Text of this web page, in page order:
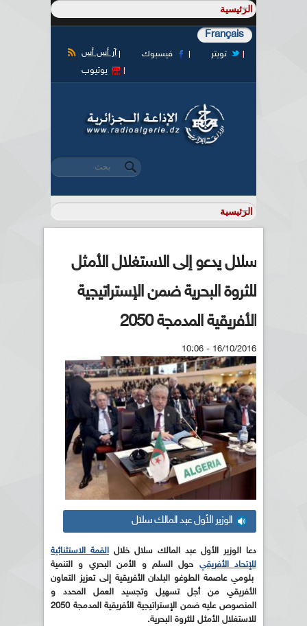
Français
آر أس أس فيسبوك
تويتر
يوتيوب
استمارة البحث
‏بحث ‏
سلال يدعو إلى الاستغلال الأمثل
للثروة البحرية ضمن الإستراتيجية
الأفريقية المدمجة 2050
16/10/2016 - 10:06
الوزير الأول عبد المالك سلال
دعا الوزير الأول عبد المالك سلال خلال القمة الاستثنائية
للإتحاد الأفريقي حول السلم و الأمن البحري و التنمية
بلومي عاصمة الطوغو البلدان الأفريقية إلى تعزيز التعاون
الأفريقي من أجل تسهيل وتجسيد العمل المحدد و
المنصوص عليه ضمن الإستراتيجية الأفريقية المدمجة 2050
للاستغلال الأمثل للثروة البحرية.